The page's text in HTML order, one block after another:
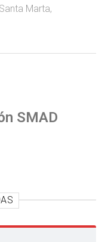
Marta,
SMAD